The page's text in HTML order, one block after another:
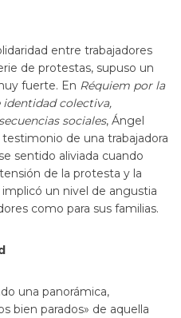
entre trabajadores
de protestas, supuso un
fuerte. En Réquiem por la
identidad colectiva,
sociales, Ángel
de una trabajadora
sentido aliviada cuando
de la protesta y la
un nivel de angustia
como para sus familias.
una panorámica,
bien parados» de aquella